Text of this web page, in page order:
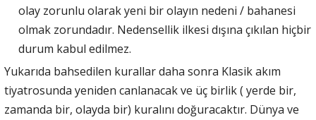
olay zorunlu olarak yeni bir olayın nedeni / bahanesi
olmak zorundadır. Nedensellik ilkesi dışına çıkılan hiçbir
durum kabul edilmez.
Yukarıda bahsedilen kurallar daha sonra Klasik akım
tiyatrosunda yeniden canlanacak ve üç birlik ( yerde bir,
zamanda bir, olayda bir) kuralını doğuracaktır. Dünya ve